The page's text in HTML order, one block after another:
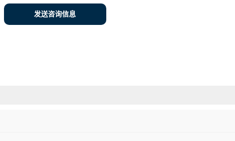
发送咨询信息